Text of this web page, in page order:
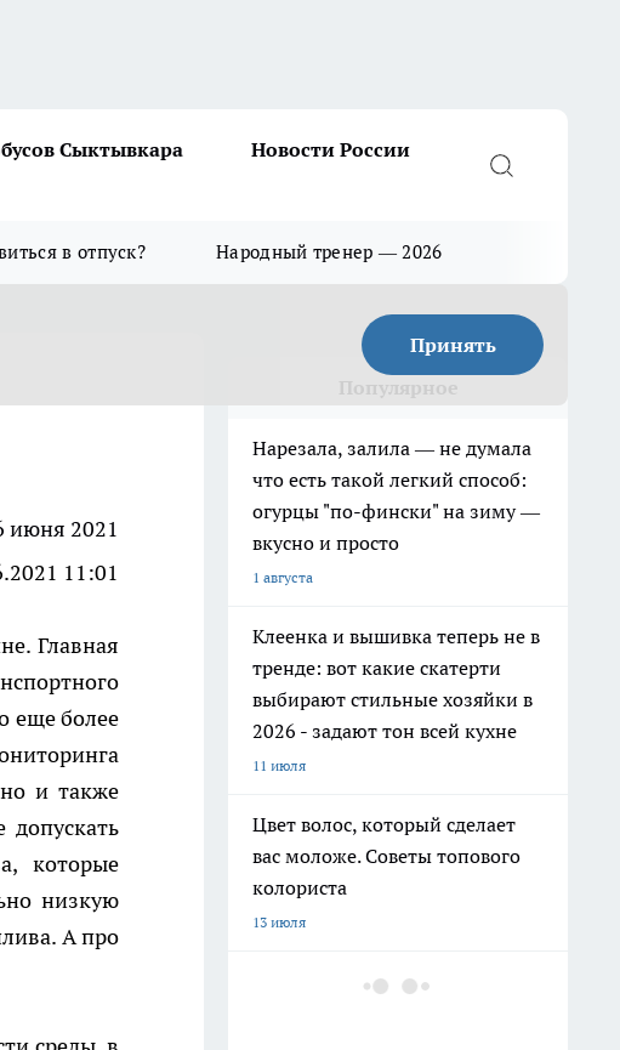
Сыктывкара
Новости России
в отпуск? Народный тренер — 2026
Принять
июня 2021
11:01
Главная
еще более
и также
которые
низкую
А про
Нарезала, залила — не думала
что есть такой легкий способ:
огурцы "по-фински" на зиму —
вкусно и просто
1 августа
Клеенка и вышивка теперь не в
тренде: вот какие скатерти
выбирают стильные хозяйки в
2026 - задают тон всей кухне
11 июля
Цвет волос, который сделает
вас моложе. Советы топового
колориста
13 июля
Добавляю 2 капли в шампунь и